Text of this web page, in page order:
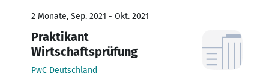
2 Monate, Sep. 2021 - Okt. 2021
Praktikant
Wirtschaftsprüfung
PwC Deutschland